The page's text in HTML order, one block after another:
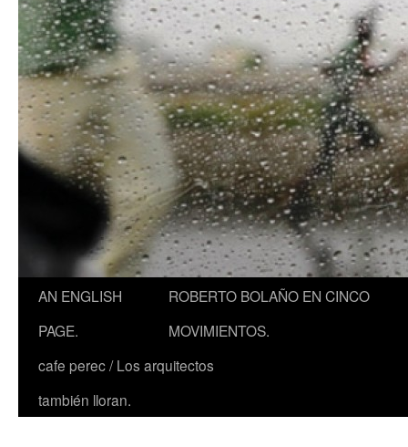
AN ENGLISH
PAGE.
ROBERTO BOLAÑO EN CINCO
MOVIMIENTOS.
cafe perec / Los arquitectos
también lloran.